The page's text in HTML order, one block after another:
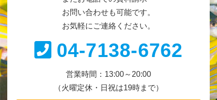
お問い合わせも可能です。
お気軽にご連絡ください。
04-7138-6762
営業時間：13:00～20:00
（火曜定休・日祝は19時まで）